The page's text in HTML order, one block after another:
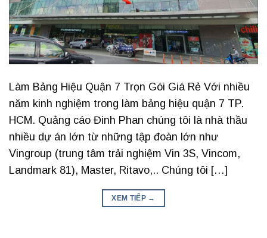
Làm Bảng Hiệu Quận 7 Trọn Gói Giá Rẻ Với nhiều
năm kinh nghiệm trong làm bảng hiệu quận 7 TP.
HCM. Quảng cáo Đinh Phan chúng tôi là nhà thầu
nhiều dự án lớn từ những tập đoàn lớn như
Vingroup (trung tâm trải nghiệm Vin 3S, Vincom,
Landmark 81), Master, Ritavo,.. Chúng tôi […]
XEM TIẾP →